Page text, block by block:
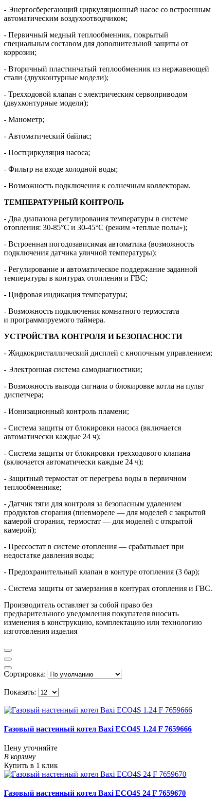
- Энергосберегающий циркуляционный насос со встроенным
автоматическим воздухоотводчиком;
- Первичный медный теплообменник, покрытый
специальным составом для дополнительной защиты от
коррозии;
- Вторичный пластинчатый теплообменник из нержавеющей
стали (двухконтурные модели);
- Трехходовой клапан с электрическим сервоприводом
(двухконтурные модели);
- Манометр;
- Автоматический байпас;
- Постциркуляция насоса;
- Фильтр на входе холодной воды;
- Возможность подключения к солнечным коллекторам.
ТЕМПЕРАТУРНЫЙ КОНТРОЛЬ
- Два диапазона регулирования температуры в системе
отопления: 30-85°С и 30-45°С (режим «теплые полы»);
- Встроенная погодозависимая автоматика (возможность
подключения датчика уличной температуры);
- Регулирование и автоматическое поддержание заданной
температуры в контурах отопления и ГВС;
- Цифровая индикация температуры;
- Возможность подключения комнатного термостата
и программируемого таймера.
УСТРОЙСТВА КОНТРОЛЯ И БЕЗОПАСНОСТИ
- Жидкокристаллический дисплей с кнопочным управлением;
- Электронная система самодиагностики;
- Возможность вывода сигнала о блокировке котла на пульт
диспетчера;
- Ионизационный контроль пламени;
- Система защиты от блокировки насоса (включается
автоматически каждые 24 ч);
- Система защиты от блокировки трехходового клапана
(включается автоматически каждые 24 ч);
- Защитный термостат от перегрева воды в первичном
теплообменнике;
- Датчик тяги для контроля за безопасным удалением
продуктов сгорания (пневмореле — для моделей с закрытой
камерой сгорания, термостат — для моделей с открытой
камерой);
- Прессостат в системе отопления — срабатывает при
недостатке давления воды;
- Предохранительный клапан в контуре отопления (3 бар);
- Система защиты от замерзания в контурах отопления и ГВС.
Производитель оставляет за собой право без
предварительного уведомления покупателя вносить
изменения в конструкцию, комплектацию или технологию
изготовления изделия
Сортировка:
Показать:
Газовый настенный котел Baxi ECO4S 1.24 F 7659666
Цену уточняйте
В корзину
Купить в 1 клик
Газовый настенный котел Baxi ECO4S 24 F 7659670